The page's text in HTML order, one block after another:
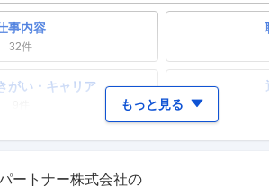
事内容
32件
がい・キャリア
イフバランス 女性
もっと見る
ートナー株式会社の